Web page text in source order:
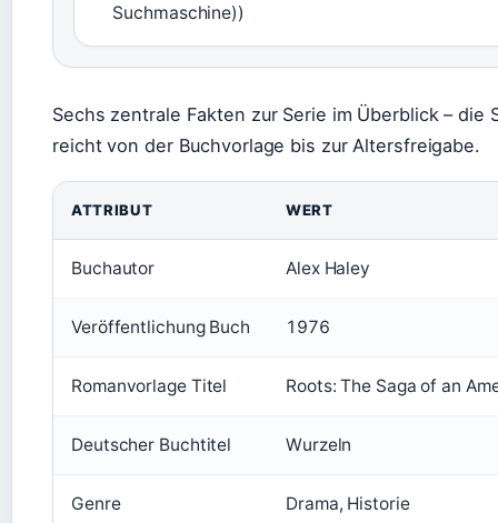
Suchmaschine))
Sechs zentrale Fakten zur Serie im Überblick – die
reicht von der Buchvorlage bis zur Altersfreigabe.
ATTRIBUT WERT
Buchautor Alex Haley
Veröffentlichung Buch 1976
Romanvorlage Titel Roots: The Saga of an
Deutscher Buchtitel Wurzeln
Genre Drama, Historie